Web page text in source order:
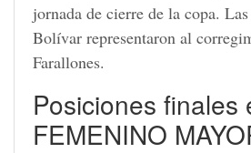
jornada de cierre de la copa.
Bolívar representaron al
Farallones.
Posiciones finales
FEMENINO